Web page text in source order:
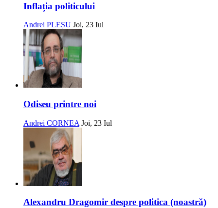
Inflația politicului
Andrei PLEȘU Joi, 23 Iul
Odiseu printre noi
Andrei CORNEA Joi, 23 Iul
Alexandru Dragomir despre politica (noastră)